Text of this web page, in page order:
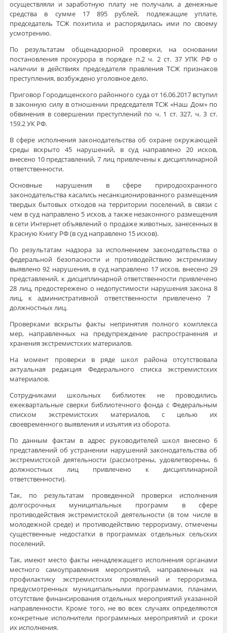
осуществляли и заработную плату не получали, а денежные
средства в сумме 17 895 рублей, подлежащие уплате,
председатель ТСЖ похитила и распорядилась ими по своему
усмотрению.
По результатам общенадзорной проверки, на основании
постановления прокурора в порядке п.2 ч. 2 ст. 37 УПК РФ о
наличии в действиях председателя правления ТСЖ признаков
преступления, возбуждено уголовное дело.
Приговор Городищенского районного суда от 16.06.2017 вступил
в законную силу в отношении председателя ТСЖ «Наш Дом» по
обвинения в совершении преступлений по ч. 1 ст. 327, ч. 3 ст.
159.2 УК РФ.
В сфере исполнения законодательства об охране окружающей
среды вскрыто 45 нарушений, в суд направлено 20 исков,
внесено 10 представлений, 7 лиц привлечены к дисциплинарной
ответственности.
Основные нарушения в сфере природоохранного
законодательства касались несанкционированного размещения
твердых бытовых отходов на территории поселений, в связи с
чем в суд направлено 5 исков, а также незаконного размещения
в сети Интернет объявлений о продаже животных, занесенных в
Красную Книгу РФ (в суд направлено 15 исков).
По результатам надзора за исполнением законодательства о
федеральной безопасности и противодействию экстремизму
выявлено 92 нарушения, в суд направлено 17 исков, внесено 29
представлений, к дисциплинарной ответственности привлечено
28 лиц, предостережено о недопустимости нарушения закона 8
лиц, к административной ответственности привлечено 7
должностных лиц.
Проверками вскрыты факты непринятия полного комплекса
мер, направленных на предупреждение распространения и
хранения экстремистских материалов.
На момент проверки в ряде школ района отсутствовала
актуальная редакция Федерального списка экстремистских
материалов.
Сотрудниками школьных библиотек не проводились
ежеквартальные сверки библиотечного фонда с Федеральным
списком экстремистских материалов, с целью их
своевременного выявления и изъятия из оборота.
По данным фактам в адрес руководителей школ внесено 6
представлений об устранении нарушений законодательства об
экстремистской деятельности (рассмотрены, удовлетворены, 6
должностных лиц привлечено к дисциплинарной
ответственности).
Так, по результатам проведенной проверки исполнения
долгосрочных муниципальных программ в сфере
противодействия экстремистской деятельности (в том числе в
молодежной среде) и противодействию терроризму, отмечены
существенные недостатки в программах отдельных сельских
поселений.
Так, имеют место факты ненадлежащего исполнения органами
местного самоуправления мероприятий, направленных на
профилактику экстремистских проявлений и терроризма,
предусмотренных муниципальными программами, планами,
отсутствие финансирования отдельных мероприятий указанной
направленности. Кроме того, не во всех случаях определяются
конкретные исполнители программных мероприятий и сроки
их исполнения.